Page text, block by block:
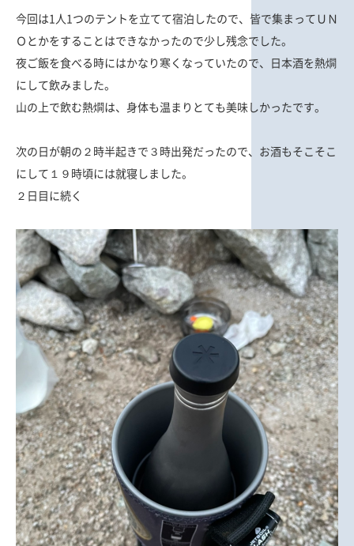
今回は1人1つのテントを立てて宿泊したので、皆で集まってＵＮ
Ｏとかをすることはできなかったので少し残念でした。
夜ご飯を食べる時にはかなり寒くなっていたので、日本酒を熱燗
にして飲みました。
山の上で飲む熱燗は、身体も温まりとても美味しかったです。
次の日が朝の２時半起きで３時出発だったので、お酒もそこそこ
にして１９時頃には就寝しました。
２日目に続く